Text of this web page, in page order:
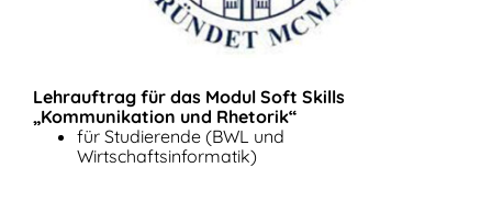
Lehrauftrag für das Modul Soft Skills
„Kommunikation und Rhetorik“
für Studierende (BWL und
Wirtschaftsinformatik)